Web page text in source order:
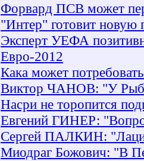
Форвард ПСВ может
"Интер" готовит новую
Эксперт УЕФА
Евро-2012
Кака может
Виктор ЧАНОВ: "У
Насри не торопится
Евгений ГИНЕР:
Сергей ПАЛКИН:
Миодраг Божович: "В